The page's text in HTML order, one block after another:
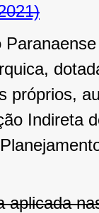
próprios,
Indireta
aplicada